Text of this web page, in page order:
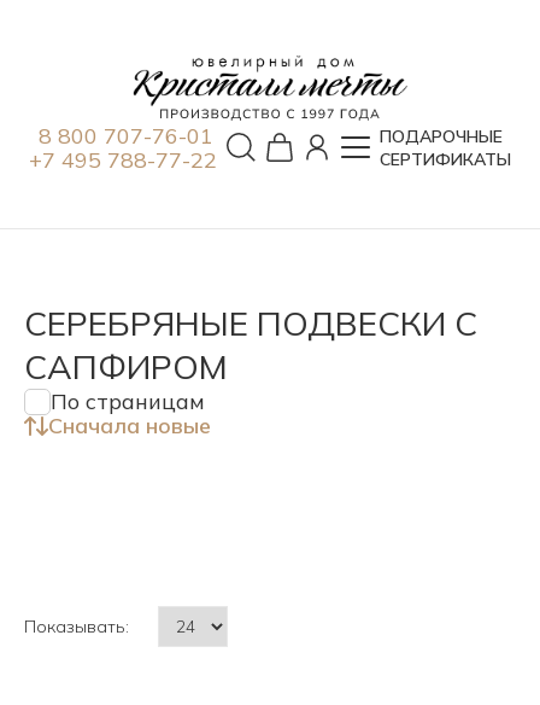
8 800 707-76-01
+7 495 788-77-22
ПОДАРОЧНЫЕ
СЕРТИФИКАТЫ
СЕРЕБРЯНЫЕ ПОДВЕСКИ С
САПФИРОМ
По страницам
Сначала новые
Показывать: